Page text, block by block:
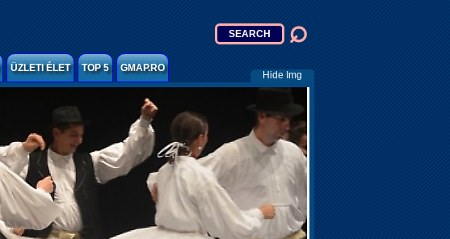
ÜZLETI ÉLET TOP 5 GMAP.RO
Hide Img